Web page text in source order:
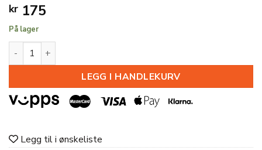
kr 175
På lager
HJØRNE WT16-IH HDPS 45X45X200MM antall
LEGG I HANDLEKURV
Legg til i ønskeliste